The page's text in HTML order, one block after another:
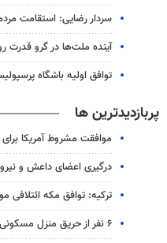
سردار رضایی: استقامت
آینده ملت‌ها در گرو قدرت
توافق اولیه باشگاه
پربازدیدترین ها
موافقت مشروط آمریکا
درگیری اعضای داعش و
ترکیه: توافق مکه ائتلافی
۶ نفر از حریق منزل مسکونی در مشهد نجات یافتند